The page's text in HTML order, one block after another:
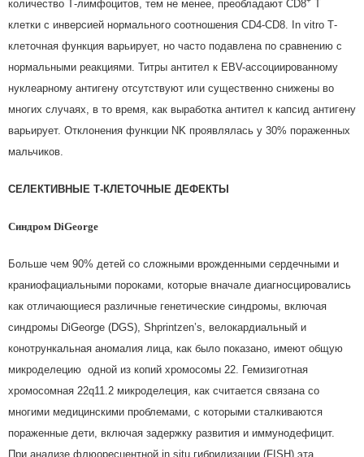
количество Т-лимфоцитов, тем не менее, преобладают CD8
Т
клетки с инверсией нормального соотношения CD4-CD8. In vitro Т-
клеточная функция варьирует, но часто подавлена по сравнению с
нормальными реакциями. Титры антител к EBV-ассоциированному
нуклеарному антигену отсутствуют или существенно снижены во
многих случаях, в то время, как выработка антител к капсид антигену
варьирует. Отклонения функции NK проявлялась у 30% пораженных
мальчиков.
СЕЛЕКТИВНЫЕ Т-КЛЕТОЧНЫЕ ДЕФЕКТЫ
Синдром DiGeorge
Больше чем 90% детей со сложными врожденными сердечными и
краниофациальными пороками, которые вначале диагносцировались
как отличающиеся различные генетические синдромы, включая
синдромы DiGeorge (DGS), Shprintzen’s, велокардиальный и
конотрункальная аномалия лица, как было показано, имеют общую
микроделецию одной из копий хромосомы 22. Гемизиготная
хромосомная 22q11.2 микроделеция, как считается связана со
многими медицинскими проблемами, с которыми сталкиваются
пораженные дети, включая задержку развития и иммунодефицит.
При анализе флюоресцентной in situ гибридизации (FISH) эта